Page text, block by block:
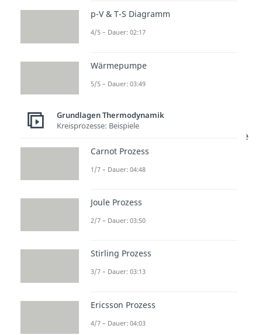
verstehen
Exergone und endergone
Thermodynamik in der Chemie
und zeigen, wie sich Energie bei
sich mit Thermodynamik
beschäftigt, vergleicht Größen wie
Enthalpie, Entropie und freie
Enthalpie. So wird klar, warum
ablaufen und andere erst im
Gleichgewicht stehen oder
Ingenieurwissenschaftenbereich
findest du passende Videos zu
p-V & T-S Diagramm
4/5 – Dauer: 02:17
Wärmepumpe
5/5 – Dauer: 03:49
Grundlagen Thermodynamik
Kreisprozesse: Beispiele
Carnot Prozess
1/7 – Dauer: 04:48
Joule Prozess
2/7 – Dauer: 03:50
Stirling Prozess
3/7 – Dauer: 03:13
Ericsson Prozess
4/7 – Dauer: 04:03